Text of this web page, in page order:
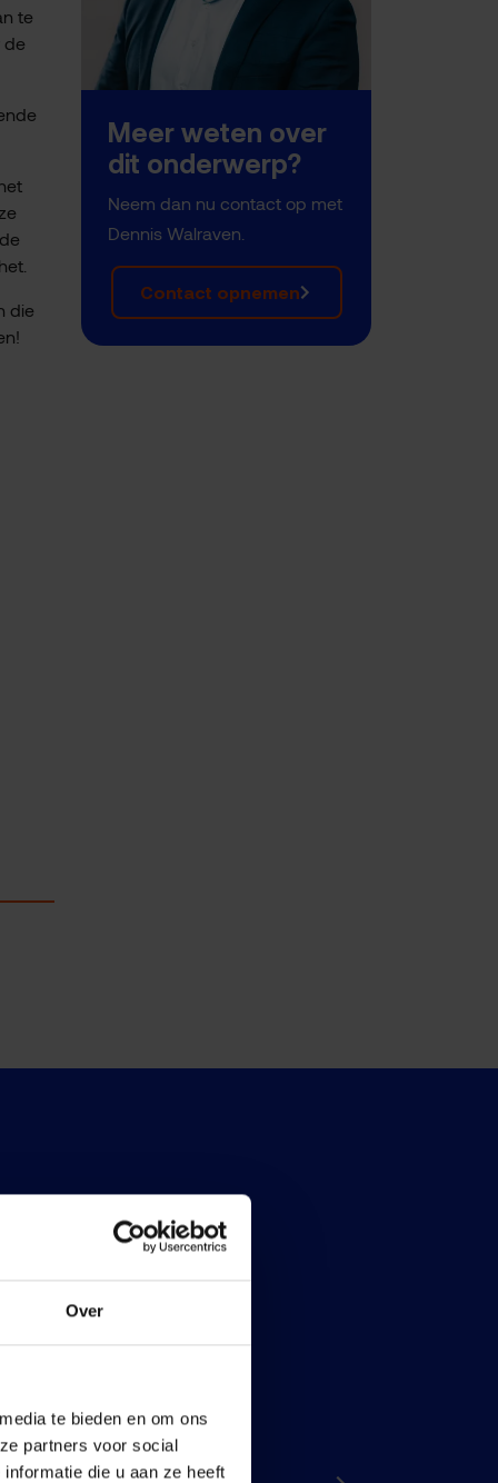
Over
te bieden en om ons
partners voor social
die u aan ze heeft
te
de
die
Meer weten over
dit onderwerp?
Neem dan nu contact op met
Dennis Walraven.
Contact opnemen
Maidenspeech Dennis
Walraven